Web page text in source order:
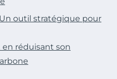
outil stratégique pour
réduisant son